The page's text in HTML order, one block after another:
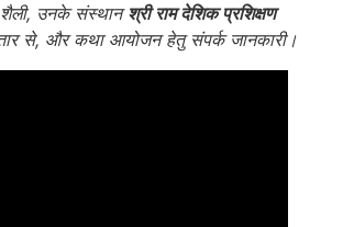
उनके संस्थानश्री राम देशिक प्रशिक्षण
से, और कथा आयोजन हेतु संपर्क जानकारी।